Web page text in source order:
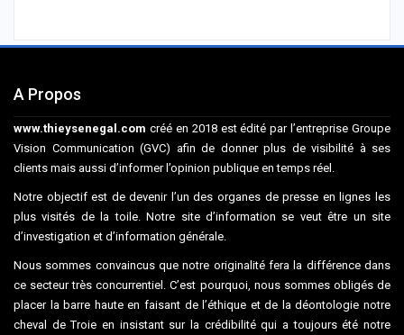
A Propos
www.thieysenegal.com créé en 2018 est édité par l’entreprise Groupe
Vision Communication (GVC) afin de donner plus de visibilité à ses
clients mais aussi d’informer l’opinion publique en temps réel.
Notre objectif est de devenir l’un des organes de presse en lignes les
plus visités de la toile. Notre site d’information se veut être un site
d’investigation et d’information générale.
Nous sommes convaincus que notre originalité fera la différence dans
ce secteur très concurrentiel. C’est pourquoi, nous sommes obligés de
placer la barre haute en faisant de l’éthique et de la déontologie notre
cheval de Troie en insistant sur la crédibilité qui a toujours été notre